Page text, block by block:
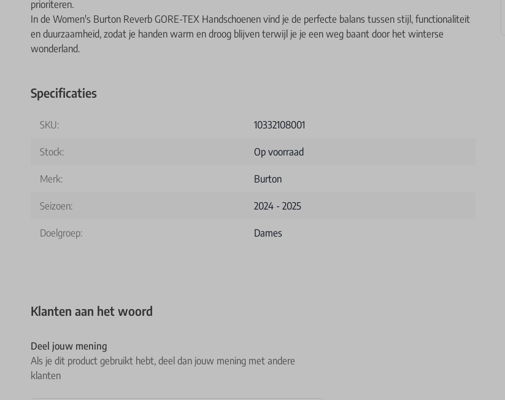
prioriteren.
In de Women's Burton Reverb GORE-TEX Handschoenen vind je de perfecte balans tussen stijl, functionaliteit
en duurzaamheid, zodat je handen warm en droog blijven terwijl je je een weg baant door het winterse
wonderland.
Specificaties
SKU: 10332108001
Stock: Op voorraad
Merk: Burton
Seizoen: 2024 - 2025
Doelgroep: Dames
Klanten aan het woord
Deel jouw mening
Als je dit product gebruikt hebt, deel dan jouw mening met andere
klanten